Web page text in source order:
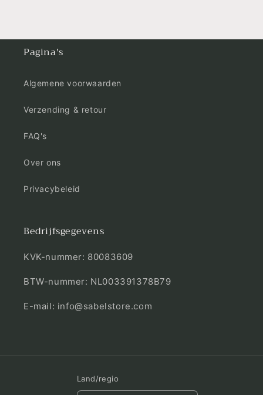
Pagina's
Algemene voorwaarden
Verzending & retour
FAQ's
Over ons
Privacybeleid
Bedrijfsgegevens
KVK-nummer: 80083609
BTW-nummer: NL003391378B79
E-mail: info@sabelstore.com
Land/regio